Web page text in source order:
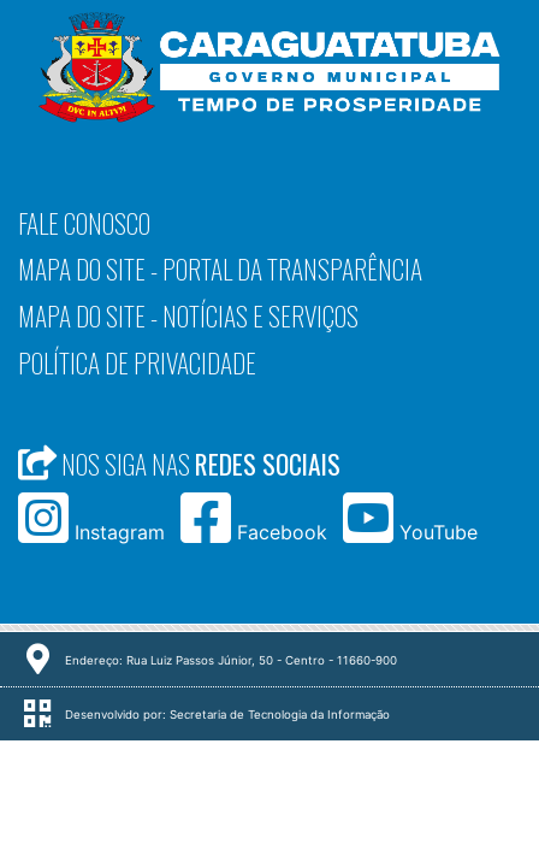
FALE CONOSCO
MAPA DO SITE - PORTAL DA TRANSPARÊNCIA
MAPA DO SITE - NOTÍCIAS E SERVIÇOS
POLÍTICA DE PRIVACIDADE
NOS SIGA NASREDES SOCIAIS
Instagram Facebook YouTube
Endereço: Rua Luiz Passos Júnior, 50 - Centro - 11660-900
Desenvolvido por: Secretaria de Tecnologia da Informação